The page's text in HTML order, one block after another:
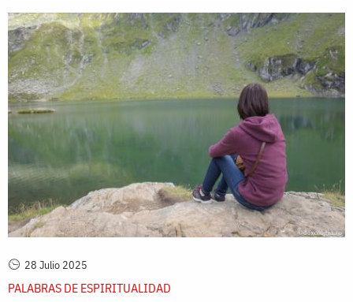
28 Julio 2025
PALABRAS DE ESPIRITUALIDAD